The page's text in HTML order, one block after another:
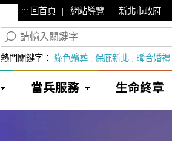
::: 回首頁 | 網站導覽 | 新北市政府 |
熱門關鍵字： 綠色殯葬 保庇新北 聯合婚禮
當兵服務 生命終章